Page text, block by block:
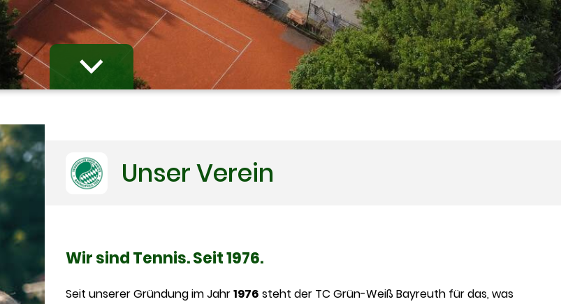
Unser Verein
Wir sind Tennis. Seit 1976.
Seit unserer Gründung im Jahr1976 steht der TC Grün-Weiß Bayreuth für das, was